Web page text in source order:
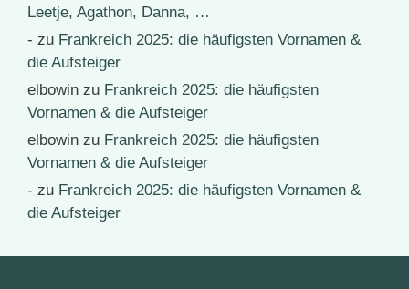
Leetje, Agathon, Danna, …
- zu Frankreich 2025: die häufigsten Vornamen &
die Aufsteiger
elbowin zu Frankreich 2025: die häufigsten
Vornamen & die Aufsteiger
elbowin zu Frankreich 2025: die häufigsten
Vornamen & die Aufsteiger
- zu Frankreich 2025: die häufigsten Vornamen &
die Aufsteiger